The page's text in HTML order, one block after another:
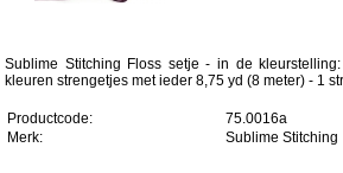
Sublime Stitching Floss setje - in de
kleuren strengetjes met ieder 8,75 yd (8 meter) - 1
Productcode:
75.0016a
Merk:
Sublime Stitching